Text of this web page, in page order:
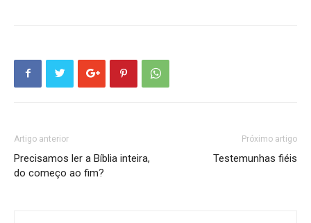
Artigo anterior
Precisamos ler a Bíblia inteira,
do começo ao fim?
Próximo artigo
Testemunhas fiéis